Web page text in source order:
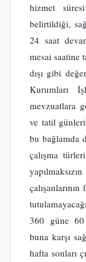
hizmet
belirtildiği,
24 saat
mesai saatine
dışı gibi
Kurumları
mevzuatlara
ve tatil
bu bağlamda
çalışma
360 güne 60
buna karşı
hafta sonları